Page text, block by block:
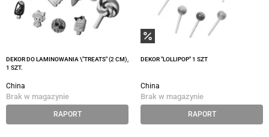
DEKOR DO LAMINOWANIA \"TREATS" (2 CM),
1 SZT.
China
Brak w magazynie
RAPORT
DEKOR "LOLLIPOP" 1 SZT
China
Brak w magazynie
RAPORT